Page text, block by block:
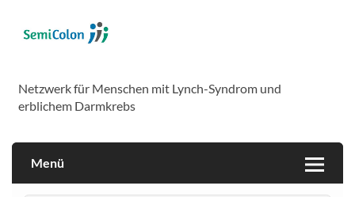
content
Netzwerk für Menschen mit Lynch-Syndrom und
erblichem Darmkrebs
Menü